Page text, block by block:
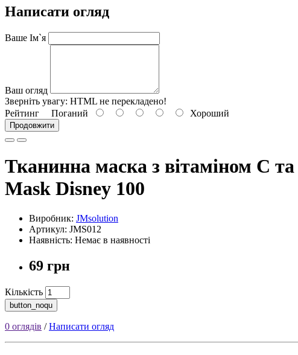
Написати огляд
Ваше Ім`я
Ваш огляд
Зверніть увагу: HTML не перекладено!
Рейтинг Поганий Хороший
Продовжити
Тканинна маска з вітаміном С
Mask Disney 100
Виробник: JMsolution
Артикул: JMS012
Наявність: Немає в наявності
69 грн
Кількість
button_noqu
0 оглядів /Написати огляд